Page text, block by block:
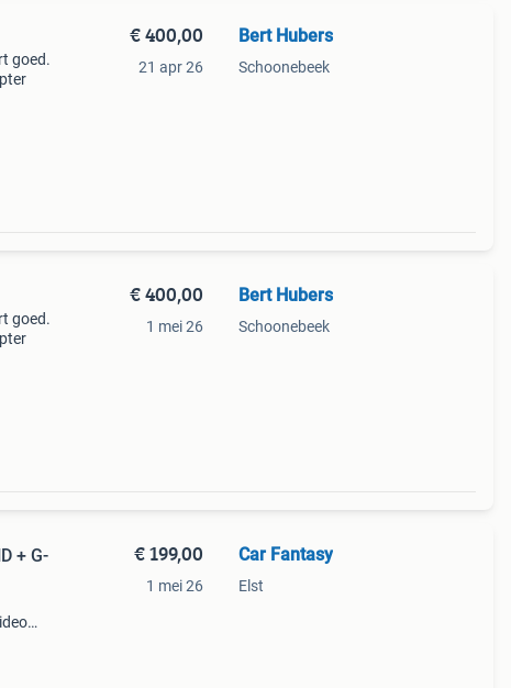
goed.
€ 400,00
21 apr 26
Bert Hubers
Schoonebeek
goed.
€ 400,00
1 mei 26
Bert Hubers
Schoonebeek
+ G-
€ 199,00
1 mei 26
Car Fantasy
Elst